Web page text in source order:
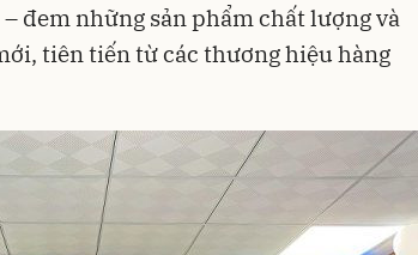
đem những sản phẩm chất lượng và
tiên tiến từ các thương hiệu hàng